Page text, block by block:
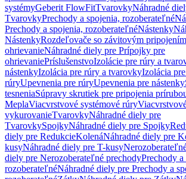
systémyGeberit FlowFitTvarovkyNáhradné
TvarovkyPrechody a spojenia, rozoberateľné
Prechody a spojenia, rozoberateľnéNástenky
NástenkyRozdeľovače so závitovým pripojením
ohrievanieNáhradné diely pre Prípojky pre
ohrievaniePríslušenstvoIzolácie pre rúry a
nástenkyIzolácia pre rúry a tvarovkyIzolácia
rúryUpevnenia pre rúryUpevnenia pre nástenky
tesneniaSúpravy skrutiek pre pripojenia
MeplaViacvrstvové systémové rúry
vykurovanieTvarovkyNáhradné diely pre
TvarovkySpojkyNáhradné diely pre Spojky
diely pre RedukcieKolenáNáhradné diely pre
kusyNáhradné diely pre T-kusy
diely pre Nerozoberateľné prechodyPrechody a
rozoberateľnéNáhradné diely pre Prechody a